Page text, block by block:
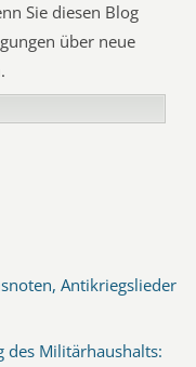
Sie diesen Blog
über neue
Antikriegslieder
des Militärhaushalts: